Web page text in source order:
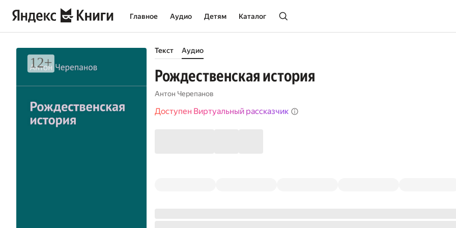
Главное Аудио Детям Каталог
Текст Аудио
Рождественская история
Антон Черепанов
Доступен Виртуальный рассказчик